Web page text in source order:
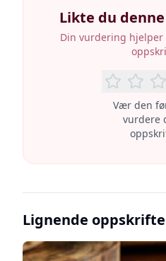
Likte du
Din vurdering
Vær den
vurdere
Lignende